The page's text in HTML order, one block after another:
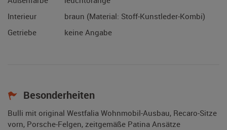
Interieur
braun (Material: Stoff-Kunstleder-Kombi)
Getriebe
keine Angabe
Besonderheiten
Bulli mit original Westfalia Wohnmobil-Ausbau, Recaro-Sitze
vorn, Porsche-Felgen, zeitgemäße Patina Ansätze